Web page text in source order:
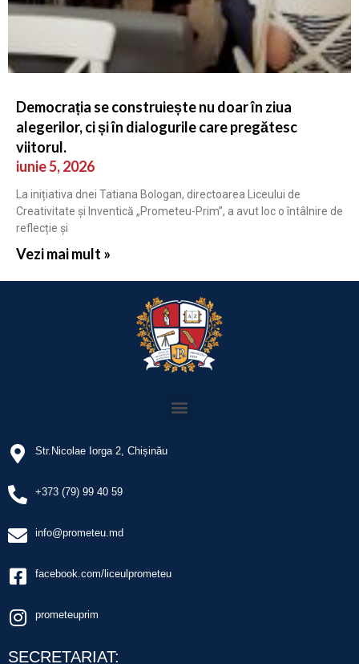
Democrația se construiește nu doar în ziua
alegerilor, ci și în dialogurile care pregătesc
viitorul.
iunie 5, 2026
La inițiativa dnei Tatiana Bologan, directoarea Liceului de
Creativitate și Inventică „Prometeu-Prim”, a avut loc o întâlnire de
reflecție și
Vezi mai mult »
Str.Nicolae Iorga 2, Chișinău
+373 (79) 99 40 59
info@prometeu.md
facebook.com/liceulprometeu
prometeuprim
SECRETARIAT: